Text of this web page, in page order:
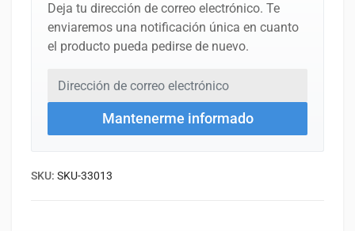
Deja tu dirección de correo electrónico. Te
enviaremos una notificación única en cuanto
el producto pueda pedirse de nuevo.
Deja este campo vacío
Mantenerme informado
SKU: SKU-33013